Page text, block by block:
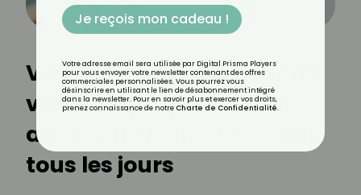
Voici ce qui se passe dans
votre corps quand vous
arrêtez de boire des sodas
tous les jours
Je reçois mon cadeau !
Votre adresse email sera utilisée par Digital Prisma Players
pour vous envoyer votre newsletter contenant des offres
commerciales personnalisées. Vous pourrez vous
désinscrire en utilisant le lien de désabonnement intégré
dans la newsletter. Pour en savoir plus et exercer vos droits,
prenez connaissance de notre Charte de Confidentialité.